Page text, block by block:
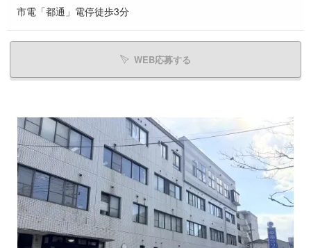
市電「都通」電停徒歩3分
WEB応募する